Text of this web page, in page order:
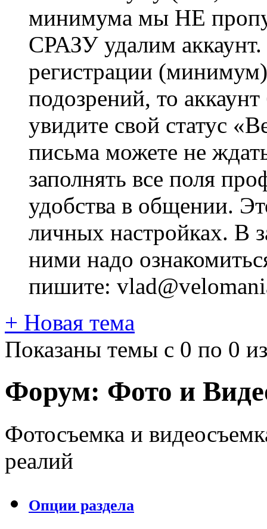
минимума мы НЕ
СРАЗУ удалим
регистрации
подозрений, то
увидите свой статус
письма можете не
заполнять все поля
удобства в общении.
личных настройках. В
ними надо
пишите:
+ Новая тема
Показаны темы с 0 по 0
Форум: Фото и
Фотосъемка и
реалий
Опции раздела